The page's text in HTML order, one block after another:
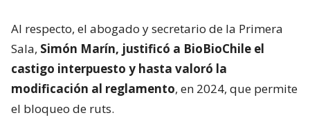
Al respecto, el abogado y secretario de la Primera
Sala, Simón Marín, justificó a BioBioChile el
castigo interpuesto y hasta valoró la
modificación al reglamento, en 2024, que permite
el bloqueo de ruts.